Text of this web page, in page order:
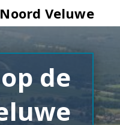
Overzichtskaart
Noord Veluwe
de